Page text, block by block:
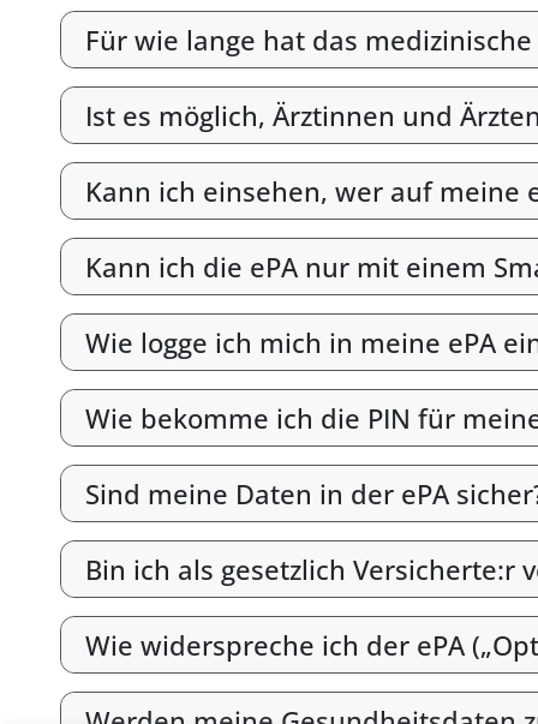
Für wie lange hat das
Ist es möglich, Ärztinnen und
Kann ich einsehen, wer auf meine
Kann ich die ePA nur mit einem
Wie logge ich mich in meine ePA
Wie bekomme ich die PIN für
Sind meine Daten in der ePA
Bin ich als gesetzlich Versicherte:r
Wie widerspreche ich der ePA